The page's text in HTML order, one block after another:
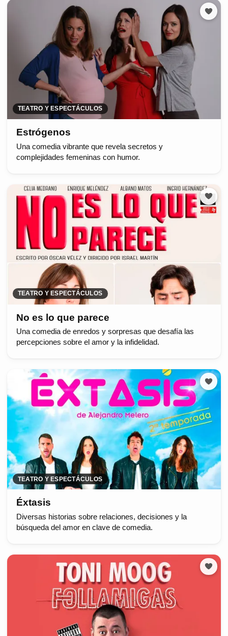
TEATRO Y ESPECTÁCULOS
Estrógenos
Una comedia vibrante que revela secretos y
complejidades femeninas con humor.
TEATRO Y ESPECTÁCULOS
No es lo que parece
Una comedia de enredos y sorpresas que desafía las
percepciones sobre el amor y la infidelidad.
TEATRO Y ESPECTÁCULOS
Éxtasis
Diversas historias sobre relaciones, decisiones y la
búsqueda del amor en clave de comedia.